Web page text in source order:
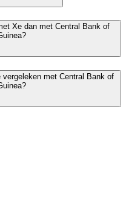
Xe dan met Central Bank of
met Central Bank of